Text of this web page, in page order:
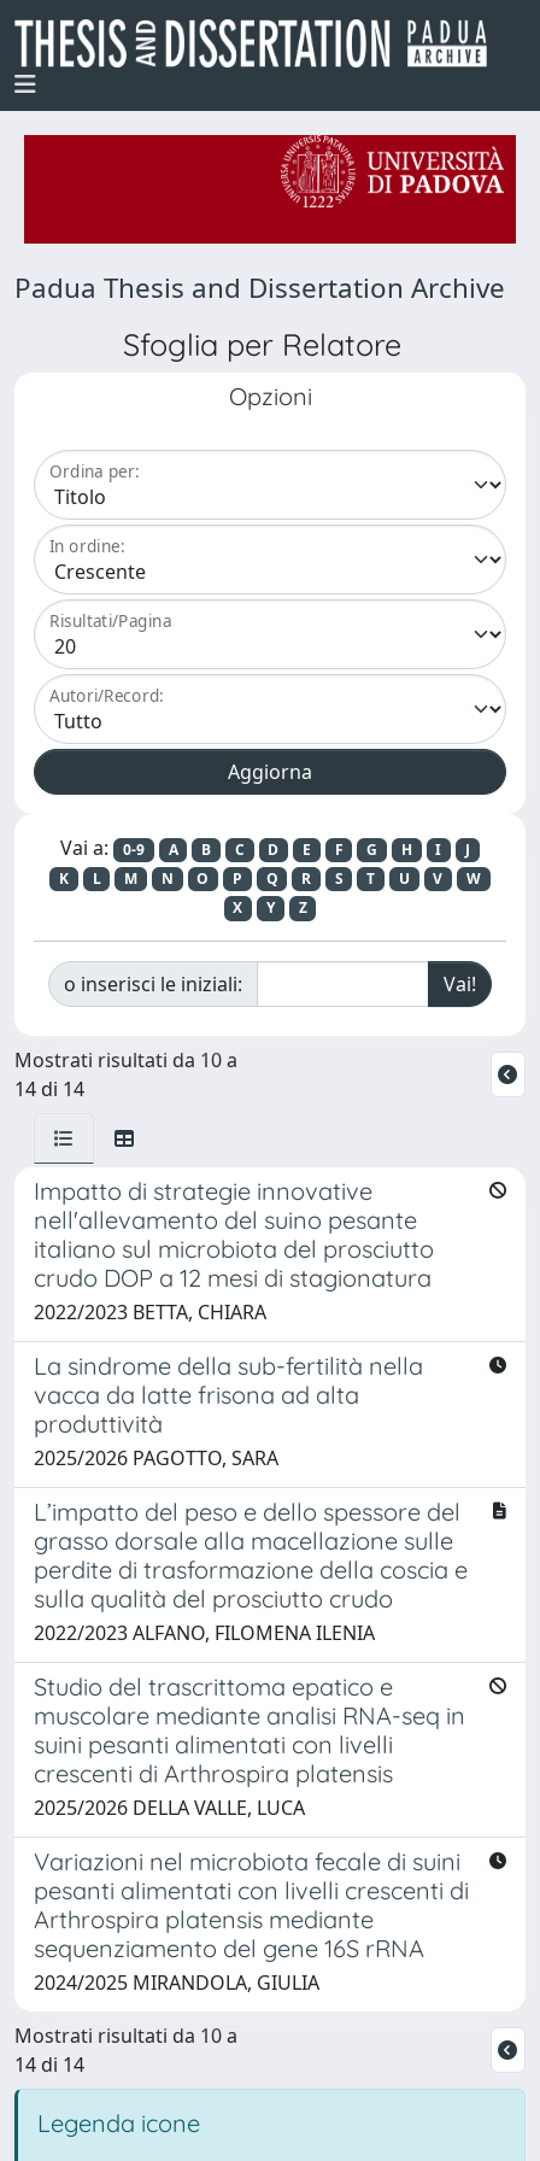
Padua Thesis and Dissertation Archive
Sfoglia per Relatore
Opzioni
Ordina per:
In ordine:
Risultati/Pagina
Autori/Record:
Vai a: 0-9 A B C D E F G H I
J
K
L M N O P Q R S T U V
W
X
Y Z
o inserisci le iniziali:
Mostrati risultati da 10 a
14 di 14
Impatto di strategie innovative
nell'allevamento del suino pesante
italiano sul microbiota del prosciutto
crudo DOP a 12 mesi di stagionatura
2022/2023 BETTA, CHIARA
La sindrome della sub-fertilità nella
vacca da latte frisona ad alta
produttività
2025/2026 PAGOTTO, SARA
L’impatto del peso e dello spessore del
grasso dorsale alla macellazione sulle
perdite di trasformazione della coscia e
sulla qualità del prosciutto crudo
2022/2023 ALFANO, FILOMENA ILENIA
Studio del trascrittoma epatico e
muscolare mediante analisi RNA-seq in
suini pesanti alimentati con livelli
crescenti di Arthrospira platensis
2025/2026 DELLA VALLE, LUCA
Variazioni nel microbiota fecale di suini
pesanti alimentati con livelli crescenti di
Arthrospira platensis mediante
sequenziamento del gene 16S rRNA
2024/2025 MIRANDOLA, GIULIA
Mostrati risultati da 10 a
14 di 14
Legenda icone